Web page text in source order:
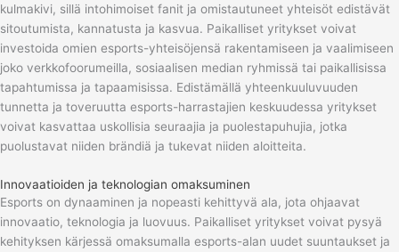
kulmakivi, sillä intohimoiset fanit ja omistautuneet yhteisöt edistävät
sitoutumista, kannatusta ja kasvua. Paikalliset yritykset voivat
investoida omien esports-yhteisöjensä rakentamiseen ja vaalimiseen
joko verkkofoorumeilla, sosiaalisen median ryhmissä tai paikallisissa
tapahtumissa ja tapaamisissa. Edistämällä yhteenkuuluvuuden
tunnetta ja toveruutta esports-harrastajien keskuudessa yritykset
voivat kasvattaa uskollisia seuraajia ja puolestapuhujia, jotka
puolustavat niiden brändiä ja tukevat niiden aloitteita.
Innovaatioiden ja teknologian omaksuminen
Esports on dynaaminen ja nopeasti kehittyvä ala, jota ohjaavat
innovaatio, teknologia ja luovuus. Paikalliset yritykset voivat pysyä
kehityksen kärjessä omaksumalla esports-alan uudet suuntaukset ja